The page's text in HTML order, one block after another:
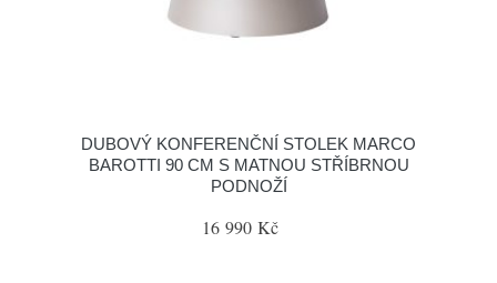
DUBOVÝ KONFERENČNÍ STOLEK MARCO
BAROTTI 90 CM S MATNOU STŘÍBRNOU
PODNOŽÍ
16 990 Kč